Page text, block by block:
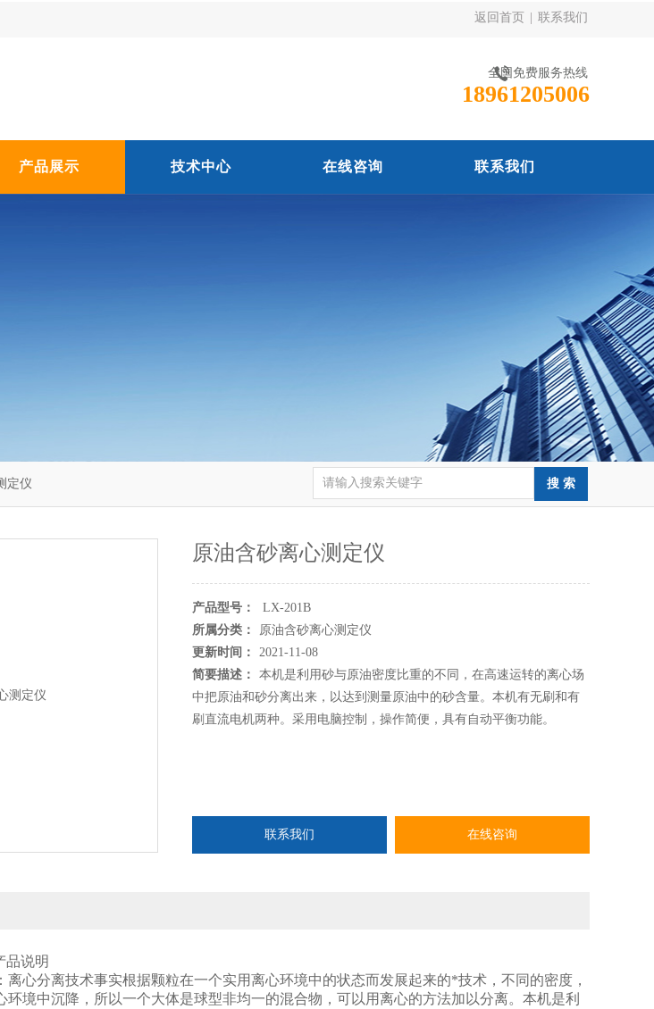
返回首页 联系我们
全国免费服务热线
18961205006
产品展示 技术中心 在线咨询 联系我们
定仪
原油含砂离心测定仪
产品型号：
LX-201B
所属分类：
原油含砂离心测定仪
更新时间：
2021-11-08
简要描述：
本机是利用砂与原油密度比重的不同，在高速运转的离心场
中把原油和砂分离出来，以达到测量原油中的砂含量。本机有无刷和有
刷直流电机两种。采用电脑控制，操作简便，具有自动平衡功能。
联系我们 在线咨询
品说明
心分离技术事实根据颗粒在一个实用离心环境中的状态而发展起来的*技术，不同的密度，
环境中沉降，所以一个大体是球型非均一的混合物，可以用离心的方法加以分离。本机是利